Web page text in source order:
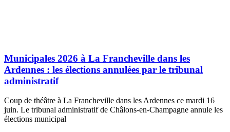
Municipales 2026 à La Francheville dans les
Ardennes : les élections annulées par le tribunal
administratif
Coup de théâtre à La Francheville dans les Ardennes ce mardi 16
juin. Le tribunal administratif de Châlons-en-Champagne annule les
élections municipal